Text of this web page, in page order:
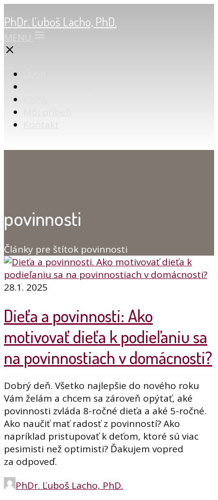
PhDr. Ľuboš Lacho, PhD.
MENU
povinnosti
Články pre štítok povinnosti
28.1. 2025
Dieťa a povinnosti: Ako
motivovať dieťa k podieľaniu sa
na povinnostiach v domácnosti?
Dobrý deň. Všetko najlepšie do nového roku
Vám želám a chcem sa zároveň opýtať, aké
povinnosti zvláda 8-ročné dieťa a aké 5-ročné.
Ako naučiť mať radosť z povinností? Ako
napríklad pristupovať k deťom, ktoré sú viac
pesimisti než optimisti? Ďakujem vopred
za odpoveď.
PhDr. Ľuboš Lacho, PhD.